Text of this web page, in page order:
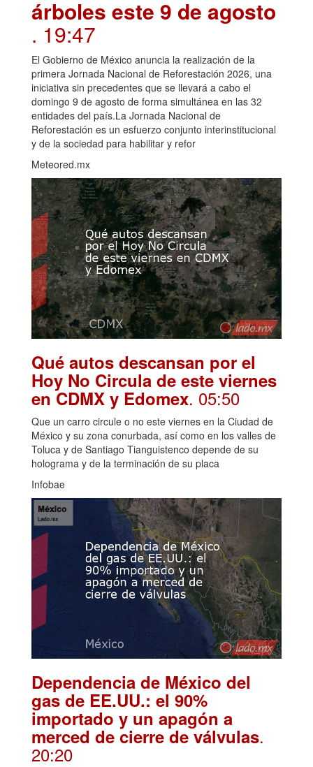
árboles este 9 de agosto
. 19:47
El Gobierno de México anuncia la realización de la
primera Jornada Nacional de Reforestación 2026, una
iniciativa sin precedentes que se llevará a cabo el
domingo 9 de agosto de forma simultánea en las 32
entidades del país.La Jornada Nacional de
Reforestación es un esfuerzo conjunto interinstitucional
y de la sociedad para habilitar y refor
Meteored.mx
Qué autos descansan por el
Hoy No Circula de este viernes
en CDMX y Edomex. 05:50
Que un carro circule o no este viernes en la Ciudad de
México y su zona conurbada, así como en los valles de
Toluca y de Santiago Tianguistenco depende de su
holograma y de la terminación de su placa
Infobae
Dependencia de México del
gas de EE.UU.: el 90%
importado y un apagón a
merced de cierre de válvulas.
20:20